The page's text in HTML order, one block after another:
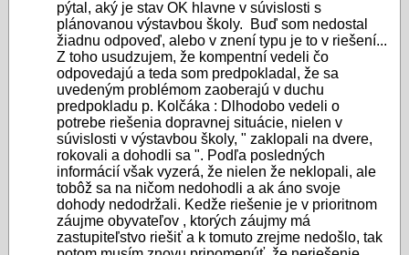
pýtal, aký je stav OK hlavne v súvislosti s
plánovanou výstavbou školy. Buď som nedostal
žiadnu odpoveď, alebo v znení typu je to v riešení...
Z toho usudzujem, že kompentní vedeli čo
odpovedajú a teda som predpokladal, že sa
uvedeným problémom zaoberajú v duchu
predpokladu p. Kolčáka : Dlhodobo vedeli o
potrebe riešenia dopravnej situácie, nielen v
súvislosti v výstavbou školy, " zaklopali na dvere,
rokovali a dohodli sa ". Podľa posledných
informácií však vyzerá, že nielen že neklopali, ale
tobôž sa na ničom nedohodli a ak áno svoje
dohody nedodržali. Kedže riešenie je v prioritnom
záujme obyvateľov , ktorých záujmy má
zastupiteľstvo riešiť a k tomuto zrejme nedošlo, tak